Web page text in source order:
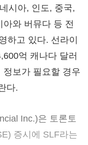
시아, 인도, 중국,
와 버뮤다 등 전
하고 있다. 선라이
억 캐나다 달러
보가 필요할 경우
다.
Inc.)은 토론토
증시에 SLF라는